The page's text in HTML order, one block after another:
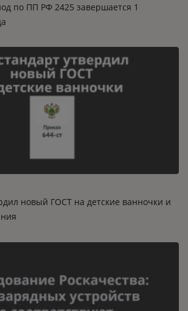
по ПП РФ 2425 завершается 1
новый ГОСТ на детские ванночки и